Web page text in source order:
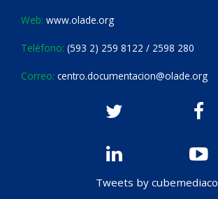
Web: www.olade.org
Teléfono: (593 2) 259 8122 / 2598 280
Correo: centro.documentacion@olade.org
Tweets by cubemediaco